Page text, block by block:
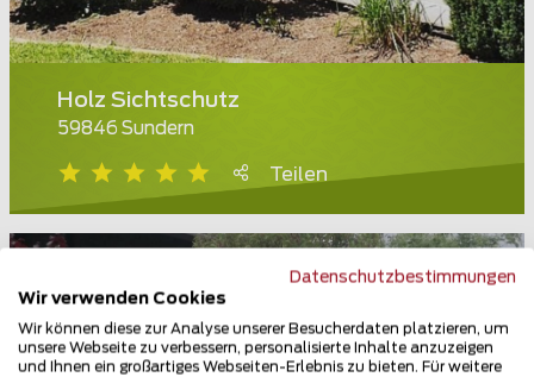
Holz Sichtschutz
59846 Sundern
Teilen
Datenschutzbestimmungen
Wir verwenden Cookies
Wir können diese zur Analyse unserer Besucherdaten platzieren, um
unsere Webseite zu verbessern, personalisierte Inhalte anzuzeigen
und Ihnen ein großartiges Webseiten-Erlebnis zu bieten. Für weitere